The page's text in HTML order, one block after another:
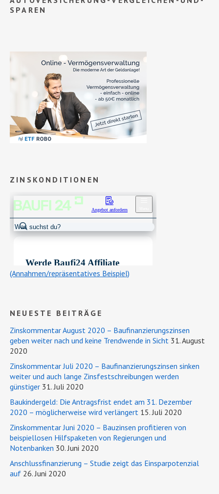
SPAREN
ZINSKONDITIONEN
(Annahmen/repräsentatives Beispiel)
NEUESTE BEITRÄGE
Zinskommentar August 2020 – Baufinanzierungszinsen
geben weiter nach und keine Trendwende in Sicht 31. August
2020
Zinskommentar Juli 2020 – Baufinanzierungszinsen sinken
weiter und auch lange Zinsfestschreibungen werden
günstiger 31. Juli 2020
Baukindergeld: Die Antragsfrist endet am 31. Dezember
2020 – möglicherweise wird verlängert 15. Juli 2020
Zinskommentar Juni 2020 – Bauzinsen profitieren von
beispiellosen Hilfspaketen von Regierungen und
Notenbanken 30. Juni 2020
Anschlussfinanzierung – Studie zeigt das Einsparpotenzial
auf 26. Juni 2020